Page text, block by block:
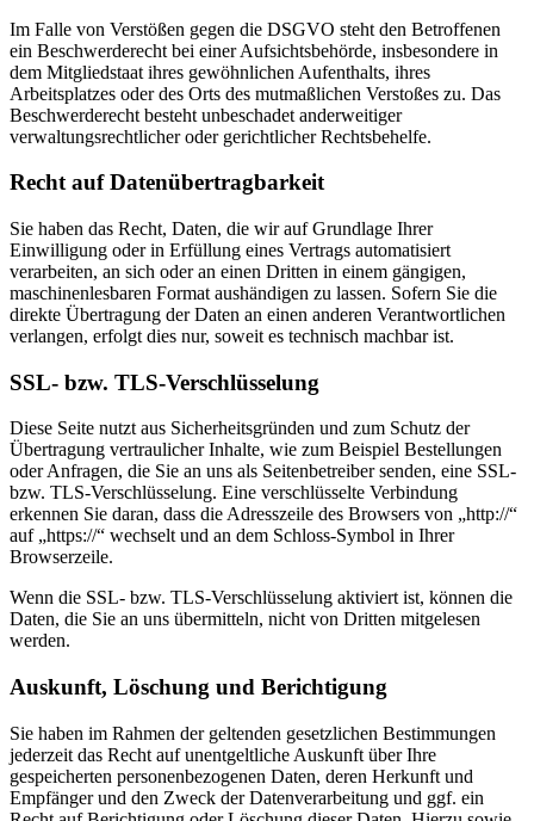
Im Falle von Verstößen gegen die DSGVO steht den Betroffenen
ein Beschwerderecht bei einer Aufsichtsbehörde, insbesondere in
dem Mitgliedstaat ihres gewöhnlichen Aufenthalts, ihres
Arbeitsplatzes oder des Orts des mutmaßlichen Verstoßes zu. Das
Beschwerderecht besteht unbeschadet anderweitiger
verwaltungsrechtlicher oder gerichtlicher Rechtsbehelfe.
Recht auf Daten­übertrag­barkeit
Sie haben das Recht, Daten, die wir auf Grundlage Ihrer
Einwilligung oder in Erfüllung eines Vertrags automatisiert
verarbeiten, an sich oder an einen Dritten in einem gängigen,
maschinenlesbaren Format aushändigen zu lassen. Sofern Sie die
direkte Übertragung der Daten an einen anderen Verantwortlichen
verlangen, erfolgt dies nur, soweit es technisch machbar ist.
SSL- bzw. TLS-Verschlüsselung
Diese Seite nutzt aus Sicherheitsgründen und zum Schutz der
Übertragung vertraulicher Inhalte, wie zum Beispiel Bestellungen
oder Anfragen, die Sie an uns als Seitenbetreiber senden, eine SSL-
bzw. TLS-Verschlüsselung. Eine verschlüsselte Verbindung
erkennen Sie daran, dass die Adresszeile des Browsers von „http://“
auf „https://“ wechselt und an dem Schloss-Symbol in Ihrer
Browserzeile.
Wenn die SSL- bzw. TLS-Verschlüsselung aktiviert ist, können die
Daten, die Sie an uns übermitteln, nicht von Dritten mitgelesen
werden.
Auskunft, Löschung und Berichtigung
Sie haben im Rahmen der geltenden gesetzlichen Bestimmungen
jederzeit das Recht auf unentgeltliche Auskunft über Ihre
gespeicherten personenbezogenen Daten, deren Herkunft und
Empfänger und den Zweck der Datenverarbeitung und ggf. ein